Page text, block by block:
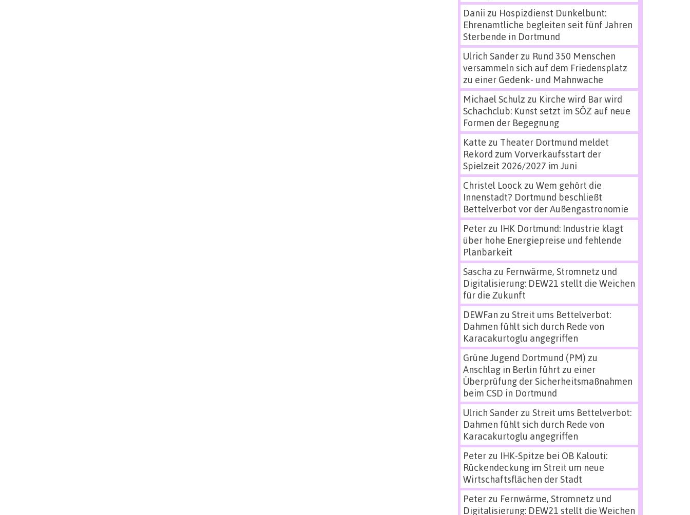
Danii zu Hospizdienst Dunkelbunt:
Ehrenamtliche begleiten seit fünf Jahren
Sterbende in Dortmund
Ulrich Sanderzu Rund 350 Menschen
versammeln sich auf dem Friedensplatz
zu einer Gedenk- und Mahnwache
Michael Schulz zu Kirche wird Bar wird
Schachclub: Kunst setzt im SÖZ auf neue
Formen der Begegnung
Katte zu Theater Dortmund meldet
Rekord zum Vorverkaufsstart der
Spielzeit 2026/2027 im Juni
Christel Loock zu Wem gehört die
Innenstadt? Dortmund beschließt
Bettelverbot vor der Außengastronomie
Peterzu IHK Dortmund: Industrie klagt
über hohe Energiepreise und fehlende
Planbarkeit
Sascha zu Fernwärme, Stromnetz und
Digitalisierung: DEW21 stellt die Weichen
für die Zukunft
DEWFan zu Streit ums Bettelverbot:
Dahmen fühlt sich durch Rede von
Karacakurtoglu angegriffen
Grüne Jugend Dortmund (PM) zu
Anschlag in Berlin führt zu einer
Überprüfung der Sicherheitsmaßnahmen
beim CSD in Dortmund
Ulrich Sanderzu Streit ums Bettelverbot:
Dahmen fühlt sich durch Rede von
Karacakurtoglu angegriffen
Peterzu IHK-Spitze bei OB Kalouti:
Rückendeckung im Streit um neue
Wirtschaftsflächen der Stadt
Peterzu Fernwärme, Stromnetz und
Digitalisierung: DEW21 stellt die Weichen